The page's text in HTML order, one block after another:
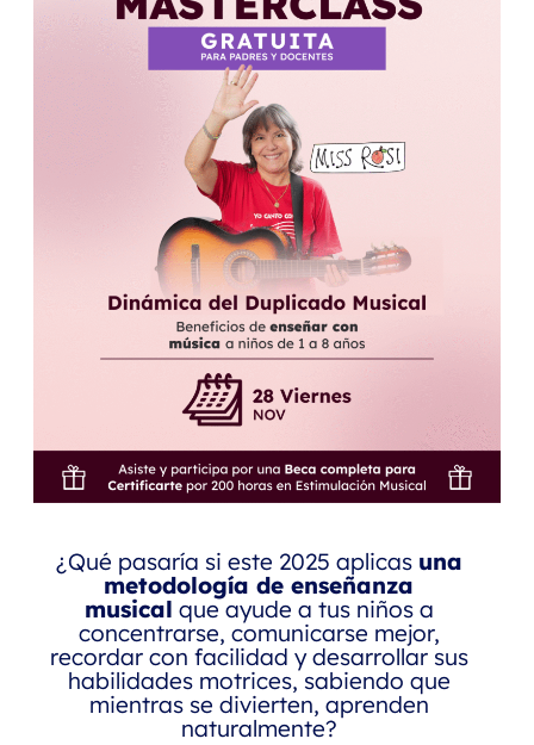
¿Qué pasaría si este 2025 aplicas una
metodología de enseñanza
musical que ayude a tus niños a
concentrarse, comunicarse mejor,
recordar con facilidad y desarrollar sus
habilidades motrices, sabiendo que
mientras se divierten, aprenden
naturalmente?